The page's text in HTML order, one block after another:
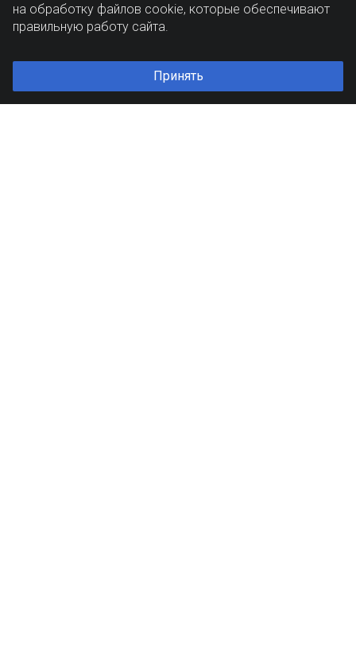
на обработку файлов cookie, которые обеспечивают
правильную работу сайта.
Принять